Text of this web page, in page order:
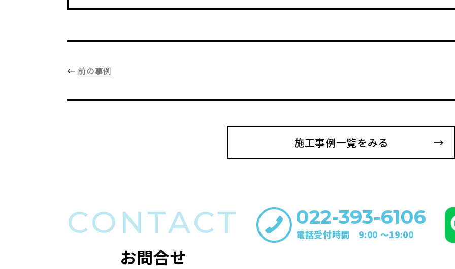
←前の事例
施工事例一覧をみる
CONTACT
お問合せ
022-393-6106
電話受付時間 9:00 〜19:00